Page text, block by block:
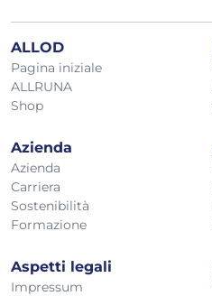
ALLOD
Pagina iniziale
ALLRUNA
Shop
Azienda
Azienda
Carriera
Sostenibilità
Formazione
Aspetti legali
Impressum